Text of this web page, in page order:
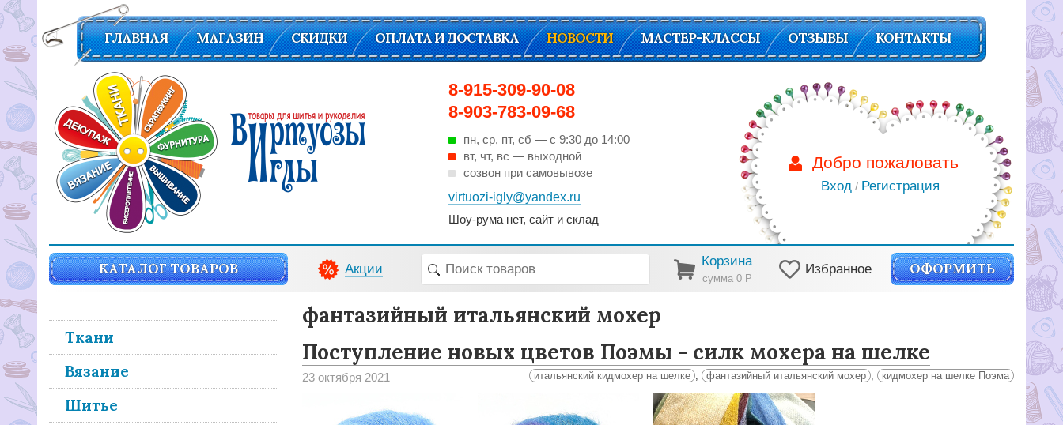
8-915-309-90-08
8-903-783-09-68
пн, ср, пт, cб — с 9:30 до 14:00
вт, чт, вс — выходной
созвон при самовывозе
virtuozi-igly@yandex.ru
Шоу-рума нет, сайт и склад
ГЛАВНАЯ МАГАЗИН СКИДКИ ОПЛАТА И ДОСТАВКА НОВОСТИ МАСТЕР-КЛАССЫ ОТЗЫВЫ КОНТАКТЫ
Добро пожаловать
Вход / Регистрация
КАТАЛОГ ТОВАРОВ Акции
Корзина
сумма 0Р
Избранное ОФОРМИТЬ
Ткани
Вязание
Шитье
фантазийный итальянский мохер
Поступление новых цветов Поэмы - силк мохера на шелке
23 октября 2021 итальянский кидмохер на шелке , фантазийный итальянский мохер , кидмохер на шелке Поэма